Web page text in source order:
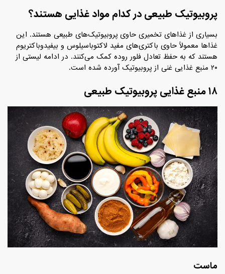
پروبیوتیک طبیعی در کدام مواد غذایی هستند؟
بسیاری از غذاهای تخمیری حاوی پروبیوتیک‌های طبیعی هستند. این
غذاها معمولاً حاوی باکتری‌های مفید لاکتوباسیلوس و بیفیدوباکتریوم
هستند که به حفظ تعادل فلور روده کمک می‌کنند. در ادامه لیستی از
۲۰ منبع غذایی غنی از پروبیوتیک آورده شده است.
۱۸ منبع غذایی پروبیوتیک طبیعی
ماست